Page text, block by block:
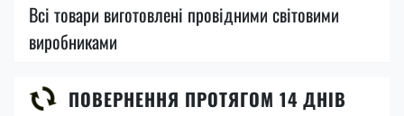
Всі товари виготовлені провідними світовими
виробниками
ПОВЕРНЕННЯ ПРОТЯГОМ 14 ДНІВ